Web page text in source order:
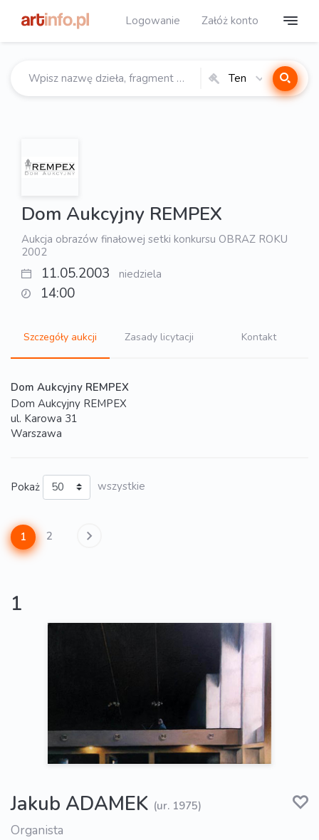
Logowanie Załóż konto
Ten
Dom Aukcyjny REMPEX
Aukcja obrazów finałowej setki konkursu OBRAZ ROKU
2002
11.05.2003 niedziela
14:00
Szczegóły aukcji Zasady licytacji Kontakt
Dom Aukcyjny REMPEX
Dom Aukcyjny REMPEX
ul. Karowa 31
Warszawa
Pokaż wszystkie
1 2
1
Jakub ADAMEK (ur. 1975)
Organista